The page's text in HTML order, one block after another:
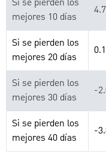
mejores 10 días
Si se pierden los
mejores 20 días
Si se pierden los
mejores 30 días
-
Si se pierden los
mejores 40 días
-